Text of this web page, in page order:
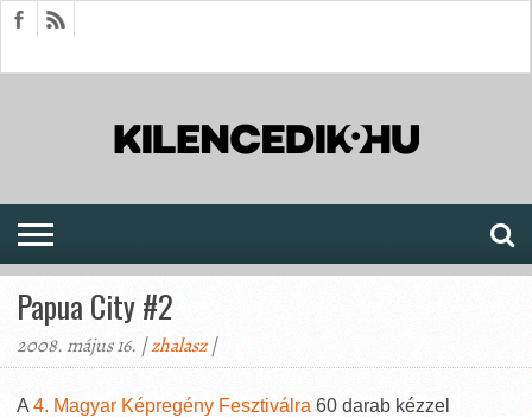
Papua City #2
2008. május 16. |zhalasz|
A 4. Magyar Képregény Fesztiválra 60 darab kézzel